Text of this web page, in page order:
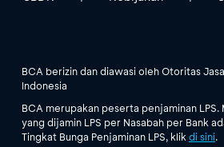
BCA berizin dan diawasi oleh Otoritas
Indonesia
BCA merupakan peserta penjaminan LPS.
yang dijamin LPS per Nasabah per Bank
Tingkat Bunga Penjaminan LPS, klik di sini.